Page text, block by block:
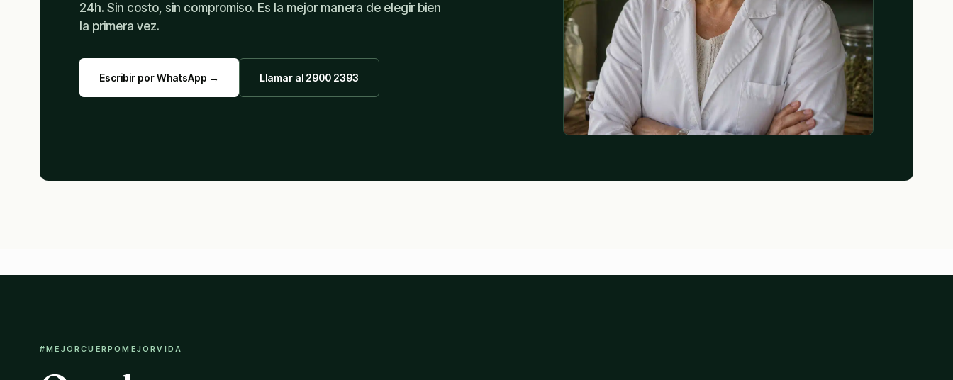
24h. Sin costo, sin compromiso. Es la mejor manera de elegir bien
la primera vez.
Escribir por WhatsApp → Llamar al 2900 2393
#MEJORCUERPOMEJORVIDA